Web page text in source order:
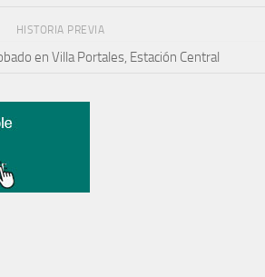
HISTORIA PREVIA
en Villa Portales, Estación Central